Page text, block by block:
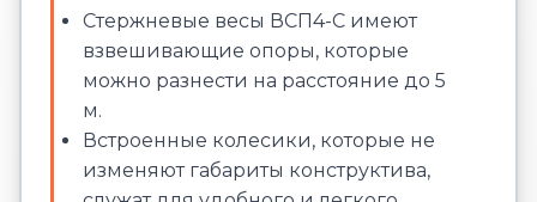
Стержневые весы ВСП4-С имеют
взвешивающие опоры, которые
можно разнести на расстояние до 5
м.
Встроенные колесики, которые не
изменяют габариты конструктива,